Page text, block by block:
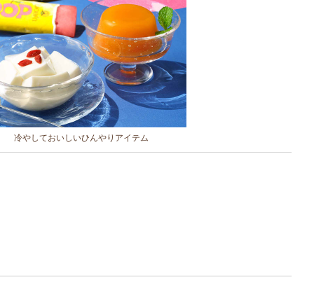
冷やしておいしいひんやりアイテム